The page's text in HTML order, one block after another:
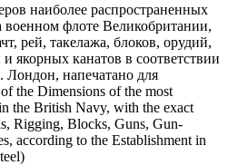
наиболее распространенных
военном флоте Великобритании,
рей, такелажа, блоков, орудий,
якорных канатов в соответствии
Лондон, напечатано для
the Dimensions of the most
the British Navy, with the exact
Rigging, Blocks, Guns, Gun-
according to the Establishment in